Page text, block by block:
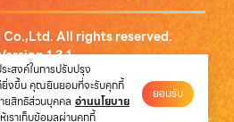
All rights reserved.
1.3.1
ายความเป็นส่วนตัว
ะสงค์ในการปรับปรุง
ยิ่งขึ้น คุณยินยอมที่จะรับคุกกี้
ยสิทธิส่วนบุคคล อ่านนโยบาย
ราเก็บข้อมูลผ่านคุกกี้
ยอมรับ